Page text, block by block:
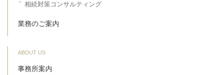
相続対策コンサルティング
業務のご案内
ABOUT US
事務所案内